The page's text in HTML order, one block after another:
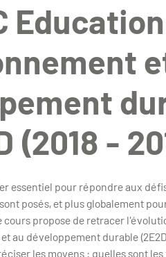
(2018 -
essentiel pour répondre aux
posés, et plus globalement
cours propose de retracer
au développement durable
les moyens : quelles sont